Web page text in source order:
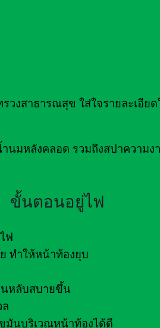
งสาธารณสุข ใส่ใจรายละเอีย
มหลังคลอด รวมถึงสปาความ
ขั้นตอนอยู่ไฟ
ฟ
ทำให้หน้าท้องยุบ
นหลับสบายขึ้น
มันบริเวณหน้าท้องได้ดี